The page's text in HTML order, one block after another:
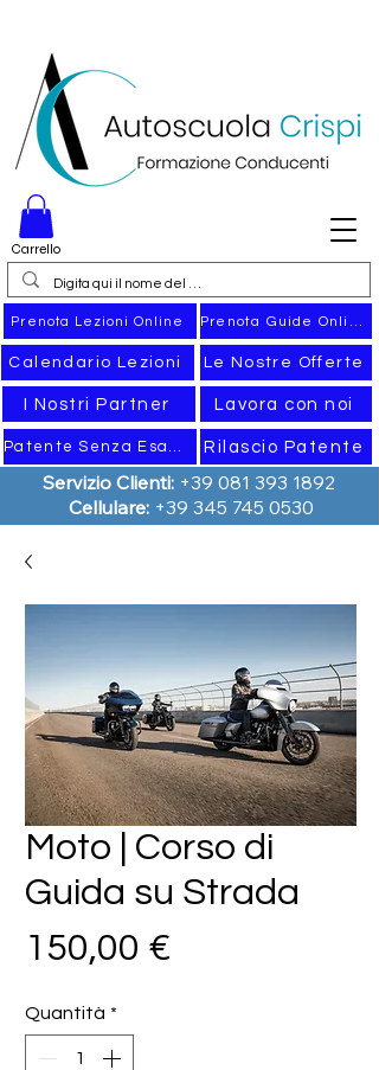
Servizio Clienti: +39 081 393 1892
Cellulare: +39 345 745 0530
Patente Senza Esame
Calendario Lezioni
Prenota Lezioni Online
Le Nostre Offerte
Lavora con noi
I Nostri Partner
Rilascio Patente
Carrello
Moto | Corso di
Guida su Strada
150,00 €
Quantità *